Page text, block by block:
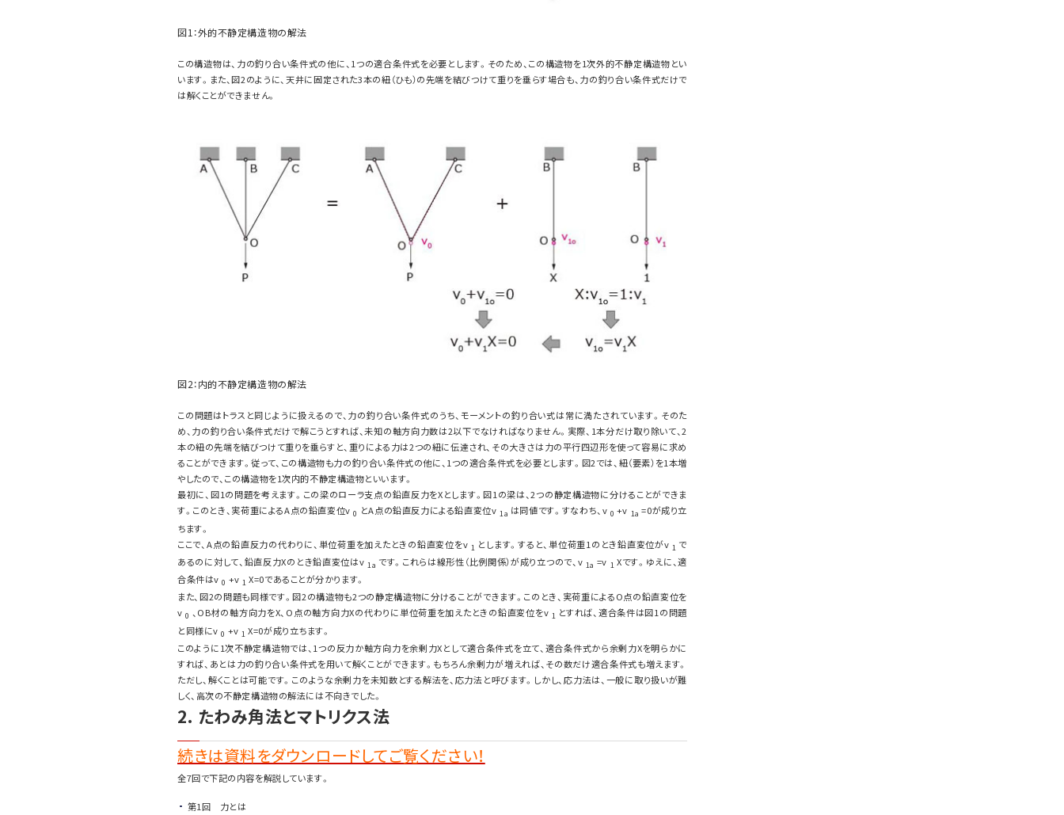
図1：外的不静定構造物の解法
この構造物は、力の釣り合い条件式の他に、1つの適合条件式を必要とします。そのため、この構造物を1次外的不静定構造物とい
います。また、図2のように、天井に固定された3本の紐（ひも）の先端を結びつけて重りを垂らす場合も、力の釣り合い条件式だけで
は解くことができません。
図2：内的不静定構造物の解法
この問題はトラスと同じように扱えるので、力の釣り合い条件式のうち、モーメントの釣り合い式は常に満たされています。そのた
め、力の釣り合い条件式だけで解こうとすれば、未知の軸方向力数は2以下でなければなりません。実際、1本分だけ取り除いて、2
本の紐の先端を結びつけて重りを垂らすと、重りによる力は2つの紐に伝達され、その大きさは力の平行四辺形を使って容易に求め
ることができます。従って、この構造物も力の釣り合い条件式の他に、1つの適合条件式を必要とします。図2では、紐（要素）を1本増
やしたので、この構造物を1次内的不静定構造物といいます。
最初に、図1の問題を考えます。この梁のローラ支点の鉛直反力をXとします。図1の梁は、2つの静定構造物に分けることができま
す。このとき、実荷重によるA点の鉛直変位v0 とA点の鉛直反力による鉛直変位v 1a は同値です。すなわち、v 0 +v 1a=0が成り立
ちます。
ここで、A点の鉛直反力の代わりに、単位荷重を加えたときの鉛直変位をv 1 とします。すると、単位荷重1のとき鉛直変位がv 1 で
あるのに対して、鉛直反力Xのとき鉛直変位はv 1a です。これらは線形性（比例関係）が成り立つので、v 1a =v 1 Xです。ゆえに、適
合条件はv0 +v 1X=0であることが分かります。
また、図2の問題も同様です。図2の構造物も2つの静定構造物に分けることができます。このとき、実荷重によるO点の鉛直変位を
v0 、OB材の軸方向力をX、O点の軸方向力Xの代わりに単位荷重を加えたときの鉛直変位をv 1 とすれば、適合条件は図1の問題
と同様にv0 +v 1X=0が成り立ちます。
このように1次不静定構造物では、1つの反力か軸方向力を余剰力Xとして適合条件式を立て、適合条件式から余剰力Xを明らかに
すれば、あとは力の釣り合い条件式を用いて解くことができます。もちろん余剰力が増えれば、その数だけ適合条件式も増えます。
ただし、解くことは可能です。このような余剰力を未知数とする解法を、応力法と呼びます。しかし、応力法は、一般に取り扱いが難
しく、高次の不静定構造物の解法には不向きでした。
2. たわみ角法とマトリクス法
続きは資料をダウンロードしてご覧ください！
全7回で下記の内容を解説しています。
第1回 力とは